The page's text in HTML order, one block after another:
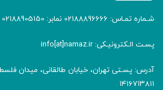
شـماره تمـاس: 02188896666 نمابر: 02188905150
پسـت الـکترونیـکی: info[at]namaz.ir
۱۴۱۶۷۱۳۸۱۱